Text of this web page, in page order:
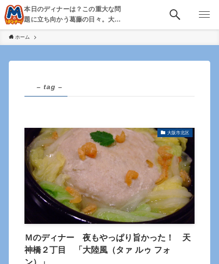
本日のディナーは？この重大な問
題に立ち向かう葛藤の日々。大
阪・京都・神戸を中心とした食べ
歩き、飲み歩きを綴る。
ホーム
– tag –
大阪市北区
Ｍのディナー 夜もやっぱり旨かった！ 天
神橋２丁目 「大陸風（タァ ルゥ フォ